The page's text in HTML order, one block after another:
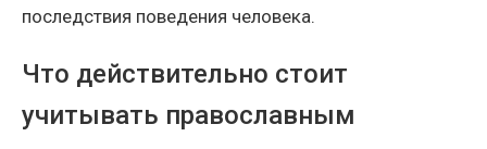
последствия поведения человека.
Что действительно стоит
учитывать православным